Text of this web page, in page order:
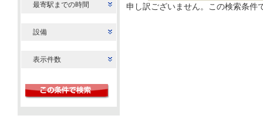
最寄駅までの時間
設備
表示件数
申し訳ございません。この検索条件